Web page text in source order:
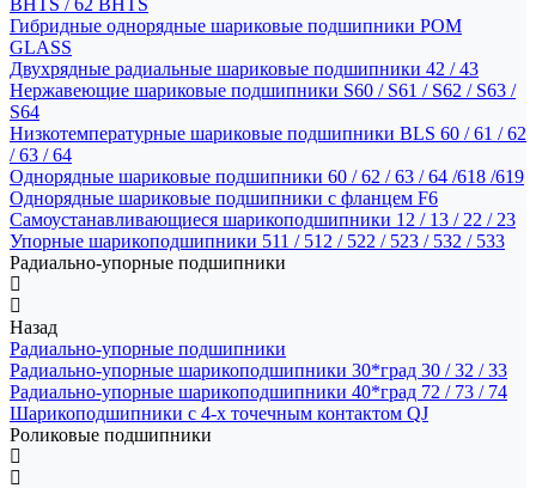
BHTS / 62 BHTS
Гибридные однорядные шариковые подшипники POM
GLASS
Двухрядные радиальные шариковые подшипники 42 / 43
Нержавеющие шариковые подшипники S60 / S61 / S62 / S63 /
S64
Низкотемпературные шариковые подшипники BLS 60 / 61 / 62
/ 63 / 64
Однорядные шариковые подшипники 60 / 62 / 63 / 64 /618 /619
Однорядные шариковые подшипники с фланцем F6
Самоустанавливающиеся шарикоподшипники 12 / 13 / 22 / 23
Упорные шарикоподшипники 511 / 512 / 522 / 523 / 532 / 533
Радиально-упорные подшипники
Назад
Радиально-упорные подшипники
Радиально-упорные шарикоподшипники 30*град 30 / 32 / 33
Радиально-упорные шарикоподшипники 40*град 72 / 73 / 74
Шарикоподшипники с 4-х точечным контактом QJ
Роликовые подшипники